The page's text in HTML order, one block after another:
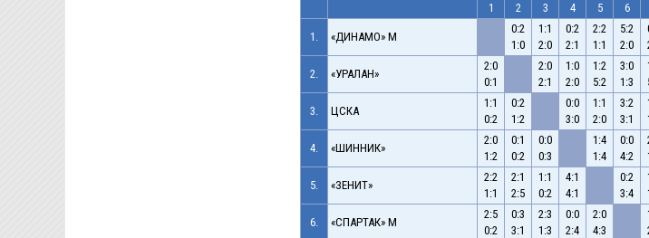
1 2 3 4 5 6
1. «ДИНАМО» М
0:2
1:0
1:1
2:0
0:2
2:1
2:2
1:1
5:2
2:0
2. «УРАЛАН»
2:0
0:1
2:0
2:1
1:0
2:0
1:2
5:2
3:0
1:3
3. ЦСКА
1:1
0:2
0:2
1:2
0:0
3:0
1:1
2:0
3:2
3:1
4. «ШИННИК»
2:0
1:2
0:1
0:2
0:0
0:3
1:4
1:4
0:0
4:2
5. «ЗЕНИТ»
2:2
1:1
2:1
2:5
1:1
0:2
4:1
4:1
0:2
3:4
6. «СПАРТАК» М
2:5
0:2
0:3
3:1
2:3
1:3
0:0
2:4
2:0
4:3